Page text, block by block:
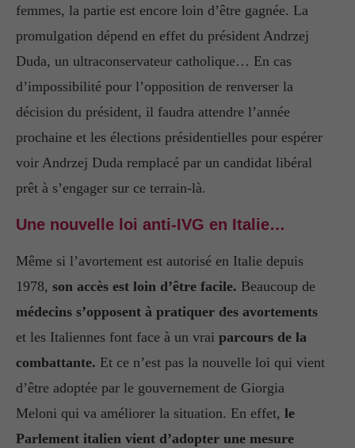
femmes, la partie est encore loin d’être gagnée. La
promulgation dépend en effet du président Andrzej
Duda, un ultraconservateur catholique… En cas
d’impossibilité pour l’opposition de renverser la
décision du président, il faudra attendre l’année
prochaine et les élections présidentielles pour espérer
voir Andrzej Duda remplacé par un candidat libéral
prêt à s’engager sur ce terrain-là.
Une nouvelle loi anti-IVG en Italie…
Même si l’avortement est autorisé en Italie depuis
1978, son accès est loin d’être facile. Beaucoup de
médecins s’opposent à pratiquer des avortements
et les Italiennes font face à un vrai parcours de la
combattante. Et ce n’est pas la nouvelle loi qui vient
d’être adoptée par le gouvernement de Giorgia
Meloni qui va améliorer la situation. En effet, le
Parlement italien vient d’adopter une mesure